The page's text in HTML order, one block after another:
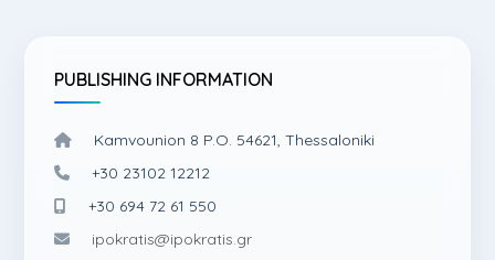
PUBLISHING INFORMATION
Kamvounion 8 P.O. 54621, Thessaloniki
+30 23102 12212
+30 694 72 61 550
ipokratis@ipokratis.gr